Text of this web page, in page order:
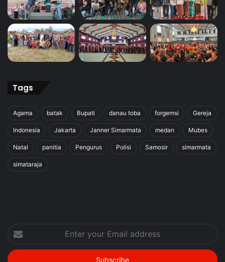
Tags
Agama batak Bupati danau toba forgemsi Gereja
Indonesia Jakarta Janner Simarmata medan Mubes
Natal panitia Pengurus Polisi Samosir simarmata
simataraja
your
Email